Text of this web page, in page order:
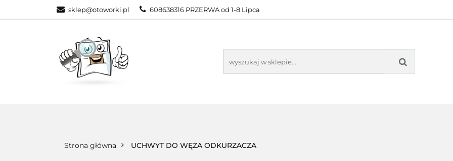
sklep@otoworki.pl 608638316 PRZERWA od 1-8 Lipca
NASZA OFERTA KONTAKT BESTSELLERY BLOG
Strona główna UCHWYT DO WĘŻA ODKURZACZA